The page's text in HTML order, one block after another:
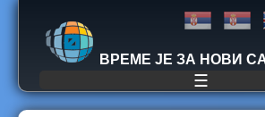
Jump to navigation
ВРЕМЕ ЈЕ ЗА НОВИ
☰